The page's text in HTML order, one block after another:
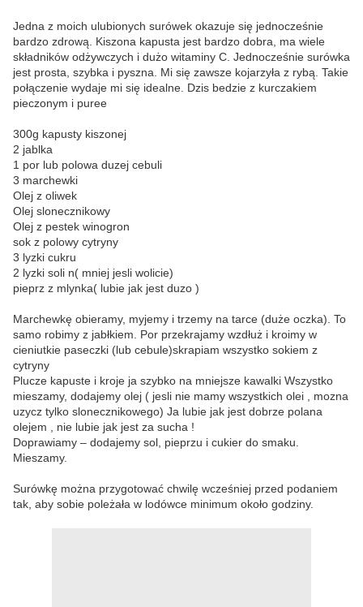
Jedna z moich ulubionych surówek okazuje się jednocześnie
bardzo zdrową. Kiszona kapusta jest bardzo dobra, ma wiele
składników odżywczych i dużo witaminy C. Jednocześnie surówka
jest prosta, szybka i pyszna. Mi się zawsze kojarzyła z rybą. Takie
połączenie wydaje mi się idealne. Dzis bedzie z kurczakiem
pieczonym i puree
300g kapusty kiszonej
2 jablka
1 por lub polowa duzej cebuli
3 marchewki
Olej z oliwek
Olej slonecznikowy
Olej z pestek winogron
sok z polowy cytryny
3 lyzki cukru
2 lyzki soli n( mniej jesli wolicie)
pieprz z mlynka( lubie jak jest duzo )
Marchewkę obieramy, myjemy i trzemy na tarce (duże oczka). To
samo robimy z jabłkiem. Por przekrajamy wzdłuż i kroimy w
cieniutkie paseczki (lub cebule)skrapiam wszystko sokiem z
cytryny
Plucze kapuste i kroje ja szybko na mniejsze kawalki Wszystko
mieszamy, dodajemy olej ( jesli nie mamy wszystkich olei , mozna
uzycz tylko slonecznikowego) Ja lubie jak jest dobrze polana
olejem , nie lubie jak jest za sucha !
Doprawiamy – dodajemy sol, pieprzu i cukier do smaku.
Mieszamy.
Surówkę można przygotować chwilę wcześniej przed podaniem
tak, aby sobie poleżała w lodówce minimum około godziny.